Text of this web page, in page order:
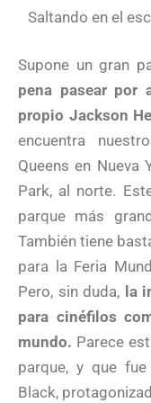
Saltando en el
Supone un gran
pena pasear por
propio Jackson
encuentra
Queens en Nueva
Park, al norte.
parque más
También tiene
para la Feria
Pero, sin duda, la
para cinéfilos
mundo. Parece
parque, y que
Black,